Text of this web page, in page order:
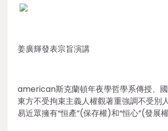
姜廣輝發表宗旨演講
american斯克蘭頓年夜學哲學系傳授、
東方不受拘束主義人權觀著重強調不受別
易近眾擁有“恒產”(保存權)和“恒心”(發展